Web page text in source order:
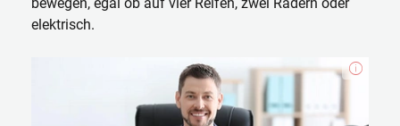
bewegen, egal ob auf vier Reifen, zwei Rädern oder
elektrisch.